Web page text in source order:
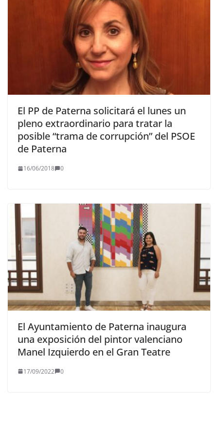
El PP de Paterna solicitará el lunes un
pleno extraordinario para tratar la
posible “trama de corrupción” del PSOE
de Paterna
16/06/2018 0
El Ayuntamiento de Paterna inaugura
una exposición del pintor valenciano
Manel Izquierdo en el Gran Teatre
17/09/2022 0